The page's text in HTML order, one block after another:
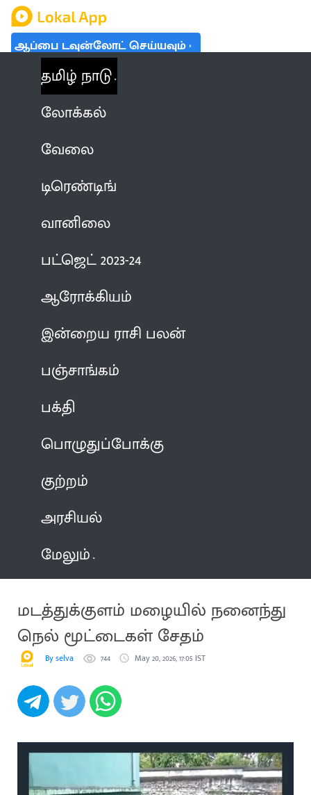
ஆப்பை டவுன்லோட் செய்யவும்
தமிழ் நாடு
லோக்கல்
வேலை
டிரெண்டிங்
வானிலை
பட்ஜெட் 2023-24
ஆரோக்கியம்
இன்றைய ராசி பலன்
பஞ்சாங்கம்
பக்தி
பொழுதுப்போக்கு
குற்றம்
அரசியல்
மேலும்
மடத்துக்குளம் மழையில் நனைந்து
நெல் மூட்டைகள் சேதம்
By selva 744 May 20, 2026, 17:05 IST